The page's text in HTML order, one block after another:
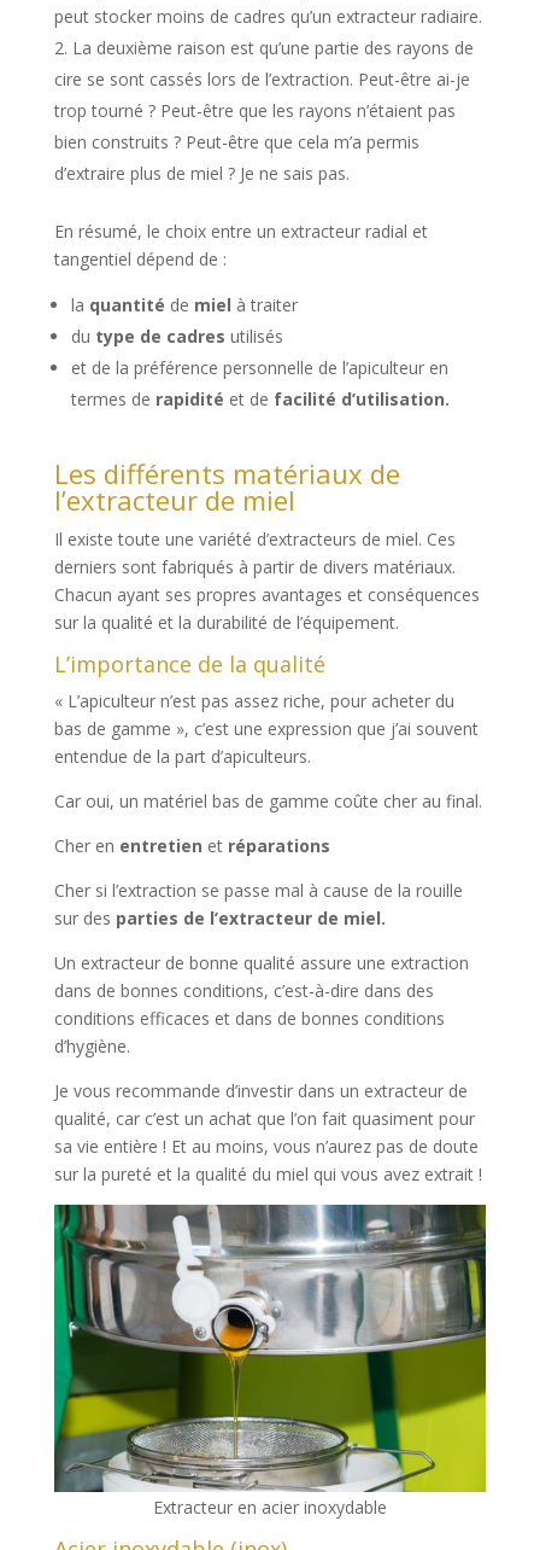
peut stocker moins de cadres qu’un extracteur radiaire.
La deuxième raison est qu’une partie des rayons de
cire se sont cassés lors de l’extraction. Peut-être ai-je
trop tourné ? Peut-être que les rayons n’étaient pas
bien construits ? Peut-être que cela m’a permis
d’extraire plus de miel ? Je ne sais pas.
En résumé, le choix entre un extracteur radial et
tangentiel dépend de :
la quantité de miel à traiter
du type de cadres utilisés
et de la préférence personnelle de l’apiculteur en
termes de rapidité et de facilité d’utilisation.
Les différents matériaux de
l’extracteur de miel
Il existe toute une variété d’extracteurs de miel. Ces
derniers sont fabriqués à partir de divers matériaux.
Chacun ayant ses propres avantages et conséquences
sur la qualité et la durabilité de l’équipement.
L’importance de la qualité
« L’apiculteur n’est pas assez riche, pour acheter du
bas de gamme », c’est une expression que j’ai souvent
entendue de la part d’apiculteurs.
Car oui, un matériel bas de gamme coûte cher au final.
Cher en entretien et réparations
Cher si l’extraction se passe mal à cause de la rouille
sur des parties de l’extracteur de miel.
Un extracteur de bonne qualité assure une extraction
dans de bonnes conditions, c’est-à-dire dans des
conditions efficaces et dans de bonnes conditions
d’hygiène.
Je vous recommande d’investir dans un extracteur de
qualité, car c’est un achat que l’on fait quasiment pour
sa vie entière ! Et au moins, vous n’aurez pas de doute
sur la pureté et la qualité du miel qui vous avez extrait !
Extracteur en acier inoxydable